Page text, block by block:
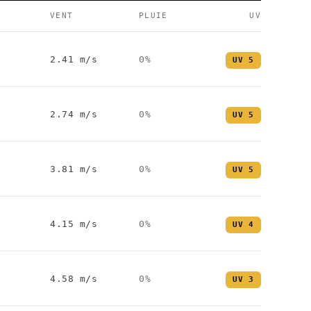
VENT PLUIE UV
2.41 m/s 0% UV 5
2.74 m/s 0% UV 5
3.81 m/s 0% UV 5
4.15 m/s 0% UV4
4.58 m/s 0% UV 3